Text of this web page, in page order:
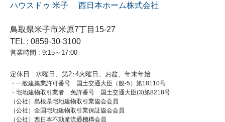
ハウスドゥ 米子 西日本ホーム株式会社
鳥取県米子市米原7丁目15-27
TEL : 0859-30-3100
営業時間 : 9:15～17:00
定休日 : 水曜日、第2･4火曜日、お盆、年末年始
・一般建築業許可番号 国土交通大臣（般-5）第18110号
・宅地建物取引業者 免許番号 国土交通大臣(3)第8218号
（公社）島根県宅地建物取引業協会会員
（公社）全国宅地建物取引業保証協会会員
（公社）西日本不動産流通機構会員